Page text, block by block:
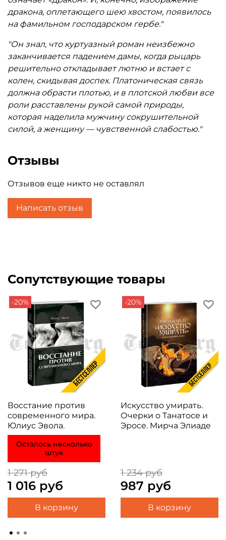
дракона, оплетающего шею хвостом, появилось
на фамильном господарском гербе."
"Он знал, что куртуазный роман неизбежно
заканчивается падением дамы, когда рыцарь
решительно откладывает лютню и встает с
колен, скидывая доспех. Платоническая связь
должна обрасти плотью, и в плотской любви все
роли расставлены рукой самой природы,
которая наделила мужчину сокрушительной
силой, а женщину — чувственной слабостью."
Отзывы
Отзывов еще никто не оставлял
Написать отзыв
Сопутствующие товары
-20%
Восстание против
современного мира.
Юлиус Эвола.
Осталось несколько
штук
1 271 руб
1 016 руб
В корзину
-20%
Искусство умирать.
Очерки о Танатосе и
Эросе. Мирча Элиаде
1 234 руб
987 руб
В корзину